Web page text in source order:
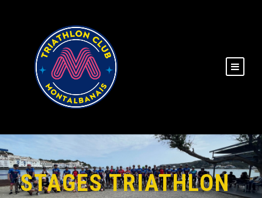
STAGES TRIATHLON